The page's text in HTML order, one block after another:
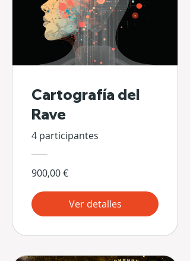
Cartografía del
Rave
4 participantes
900,00 €
Ver detalles